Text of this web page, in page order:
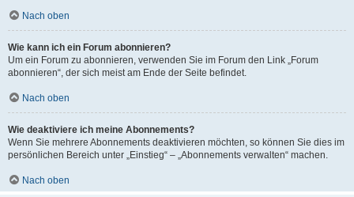
Nach oben
Wie kann ich ein Forum abonnieren?
Um ein Forum zu abonnieren, verwenden Sie im Forum den Link „Forum
abonnieren“, der sich meist am Ende der Seite befindet.
Nach oben
Wie deaktiviere ich meine Abonnements?
Wenn Sie mehrere Abonnements deaktivieren möchten, so können Sie dies im
persönlichen Bereich unter „Einstieg“ – „Abonnements verwalten“ machen.
Nach oben